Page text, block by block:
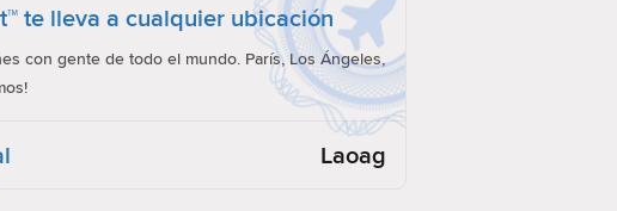
te lleva a cualquier ubicación
con gente de todo el mundo. París, Los Ángeles,
Laoag